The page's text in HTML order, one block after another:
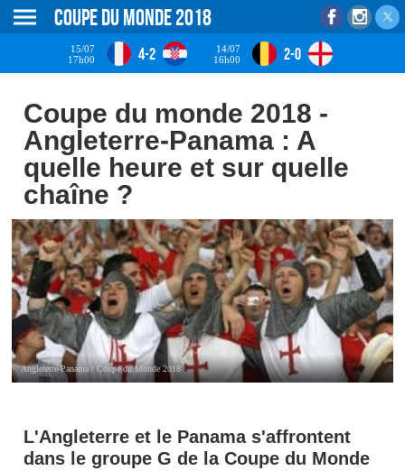
Coupe du monde 2018
15/07
17h00
4-2
14/07
16h00
2-0
Coupe du monde 2018 -
Angleterre-Panama : A
quelle heure et sur quelle
chaîne ?
Angleterre-Panama / Coupe du Monde 2018
L'Angleterre et le Panama s'affrontent
dans le groupe G de la Coupe du Monde